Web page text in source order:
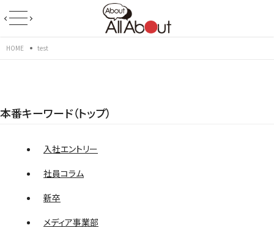
HOME test
本番キーワード（トップ）
入社エントリー
社員コラム
新卒
メディア事業部